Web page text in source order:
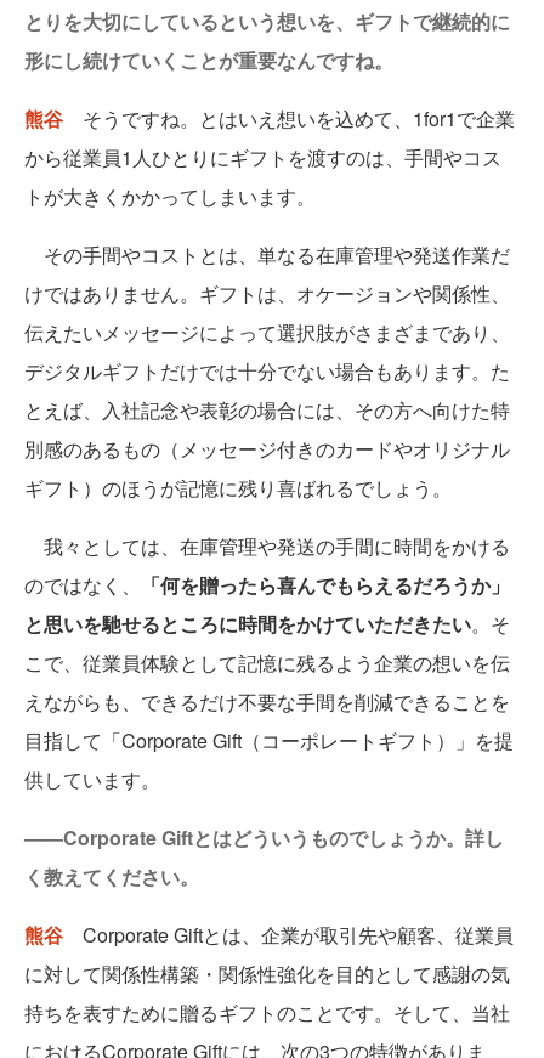
とりを大切にしているという想いを、ギフトで継続的に
形にし続けていくことが重要なんですね。
熊谷 そうですね。とはいえ想いを込めて、1for1で企業
から従業員1人ひとりにギフトを渡すのは、手間やコス
トが大きくかかってしまいます。
その手間やコストとは、単なる在庫管理や発送作業だ
けではありません。ギフトは、オケージョンや関係性、
伝えたいメッセージによって選択肢がさまざまであり、
デジタルギフトだけでは十分でない場合もあります。た
とえば、入社記念や表彰の場合には、その方へ向けた特
別感のあるもの（メッセージ付きのカードやオリジナル
ギフト）のほうが記憶に残り喜ばれるでしょう。
我々としては、在庫管理や発送の手間に時間をかける
のではなく、
「何を贈ったら喜んでもらえるだろうか」
と思いを馳せるところに時間をかけていただきたい。そ
こで、従業員体験として記憶に残るよう企業の想いを伝
えながらも、できるだけ不要な手間を削減できることを
目指して「Corporate Gift（コーポレートギフト）」を提
供しています。
——Corporate Giftとはどういうものでしょうか。詳し
く教えてください。
熊谷 Corporate Giftとは、企業が取引先や顧客、従業員
に対して関係性構築・関係性強化を目的として感謝の気
持ちを表すために贈るギフトのことです。そして、当社
におけるCorporate Giftには、次の3つの特徴がありま